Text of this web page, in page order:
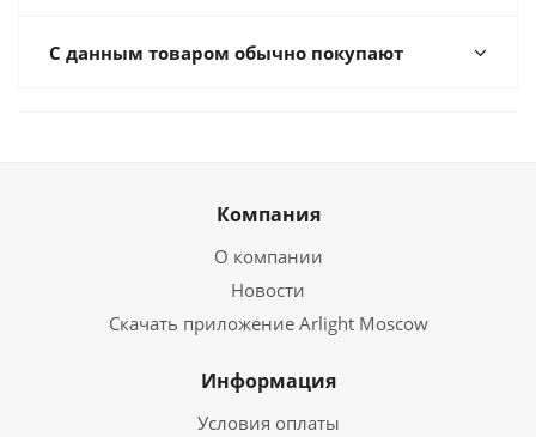
С данным товаром обычно покупают
Компания
О компании
Новости
Скачать приложение Arlight Moscow
Информация
Условия оплаты